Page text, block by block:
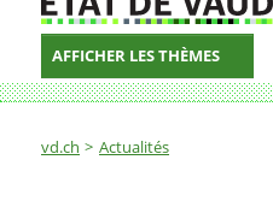
AFFICHER LES THÈMES
Fil d'Ariane
vd.ch Actualités
Mercredi 7 février: test